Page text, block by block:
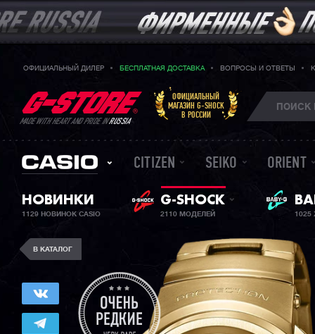
ОФИЦИАЛЬНЫЙ ДИЛЕР БЕСПЛАТНАЯ ДОСТАВКА ВОПРОСЫ И ОТВЕТЫ
MADE WITH HEART AND PRIDE INRUSSIA
ОФИЦИАЛЬНЫЙ
МАГАЗИН G-SHOCK
В РОССИИ
CITIZEN SEIKO ORIENT
НОВИНКИ
1129 НОВИНОК CASIO
G-SHOCK
2110 МОДЕЛЕЙ
В КАТАЛОГ